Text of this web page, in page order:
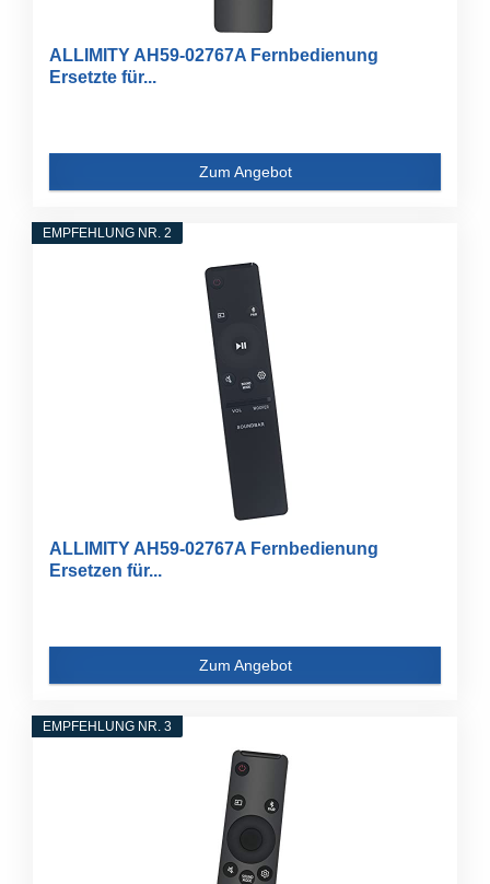
ALLIMITY AH59-02767A Fernbedienung
Ersetzte für...
Zum Angebot
EMPFEHLUNG NR. 2
ALLIMITY AH59-02767A Fernbedienung
Ersetzen für...
Zum Angebot
EMPFEHLUNG NR. 3